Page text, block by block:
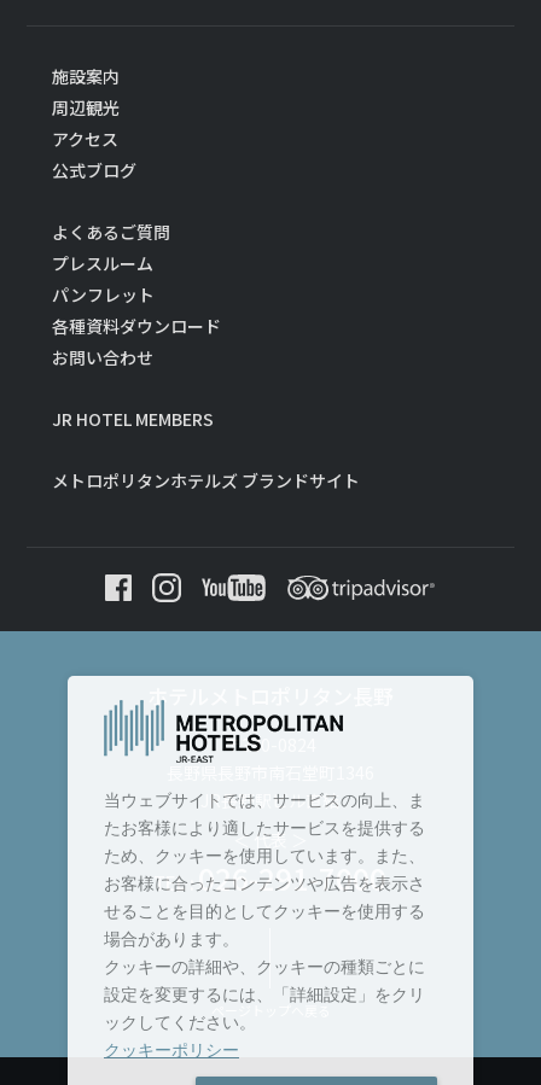
施設案内
周辺観光
アクセス
公式ブログ
よくあるご質問
プレスルーム
パンフレット
各種資料ダウンロード
お問い合わせ
JR HOTEL MEMBERS
メトロポリタンホテルズ ブランドサイト
ホテルメトロポリタン長野
〒380-0824
JR長野駅ビル直結
＜ 代表 ＞
TEL :026-291-7000
当ウェブサイトでは、サービスの向上、ま
たお客様により適したサービスを提供する
ため、クッキーを使用しています。また、
お客様に合ったコンテンツや広告を表示さ
せることを目的としてクッキーを使用する
場合があります。
クッキーの詳細や、クッキーの種類ごとに
設定を変更するには、「詳細設定」をクリ
ックしてください。
クッキーポリシー